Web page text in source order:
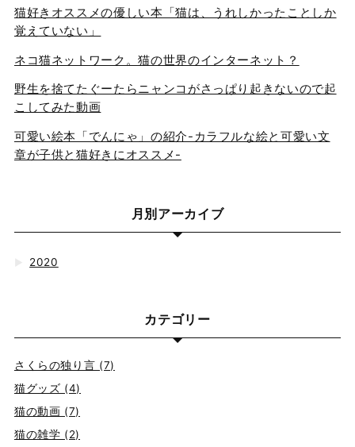
猫好きオススメの優しい本「猫は、うれしかったことしか
覚えていない」
ネコ猫ネットワーク。猫の世界のインターネット？
野生を捨てたぐーたらニャンコがさっぱり起きないので起
こしてみた動画
可愛い絵本「でんにゃ」の紹介-カラフルな絵と可愛い文
章が子供と猫好きにオススメ-
月別アーカイブ
2020
カテゴリー
さくらの独り言 (7)
猫グッズ (4)
猫の動画 (7)
猫の雑学 (2)